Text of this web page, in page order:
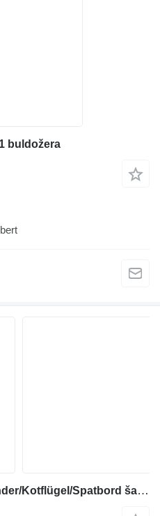
buldožera
Komatsu WA 320 - 5H - Fender/Kotflügel/Spatbord šasija za prednjeg utovarivača